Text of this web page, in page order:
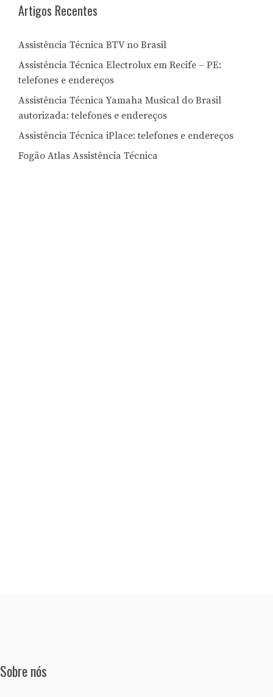
Artigos Recentes
Assistência Técnica BTV no Brasil
Assistência Técnica Electrolux em Recife – PE:
telefones e endereços
Assistência Técnica Yamaha Musical do Brasil
autorizada: telefones e endereços
Assistência Técnica iPlace: telefones e endereços
Fogão Atlas Assistência Técnica
Sobre nós